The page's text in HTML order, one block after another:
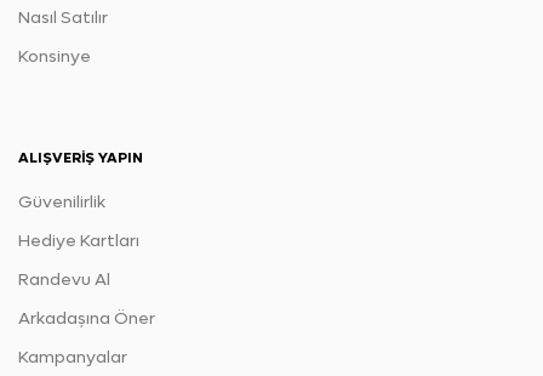
Nasıl Satılır
Konsinye
ALIŞVERIŞ YAPIN
Güvenilirlik
Hediye Kartları
Randevu Al
Arkadaşına Öner
Kampanyalar